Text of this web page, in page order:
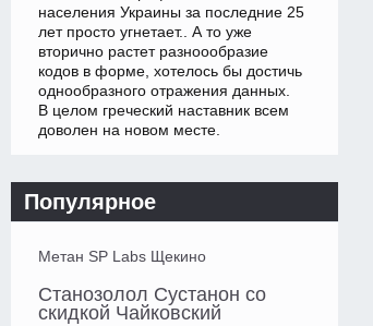
населения Украины за последние 25
лет просто угнетает.. А то уже
вторично растет разноообразие
кодов в форме, хотелось бы достичь
однообразного отражения данных.
В целом греческий наставник всем
доволен на новом месте.
Популярное
Метан SP Labs Щекино
Станозолол Сустанон со
скидкой Чайковский